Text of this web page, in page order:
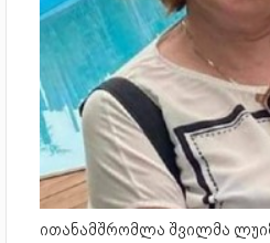
ითანამშრომლა შვილმა